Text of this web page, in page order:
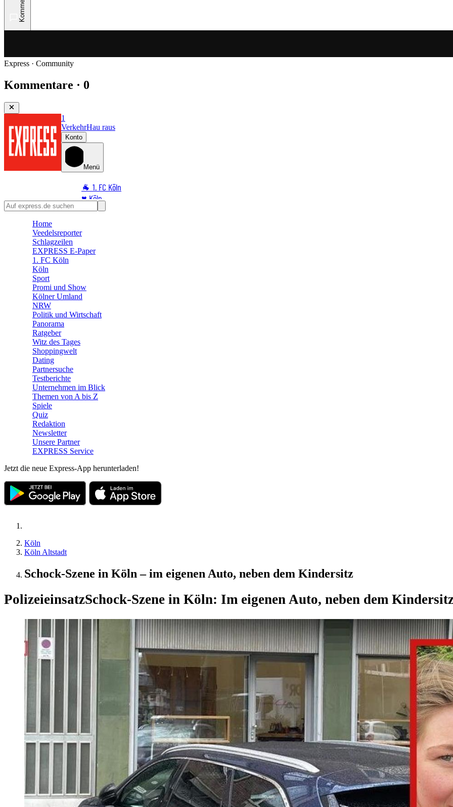
Express · Community
Kommentare · 0
1
VerkehrHau raus
Konto
Menü
🐐 1. FC Köln
♥️ Köln
⭐ Promi
🛒 Shoppingwelt
🧩 Spiele
Home
Veedelsreporter
Schlagzeilen
EXPRESS E-Paper
1. FC Köln
Köln
Sport
Promi und Show
Kölner Umland
NRW
Politik und Wirtschaft
Panorama
Ratgeber
Witz des Tages
Shoppingwelt
Dating
Partnersuche
Testberichte
Unternehmen im Blick
Themen von A bis Z
Spiele
Quiz
Redaktion
Newsletter
Unsere Partner
EXPRESS Service
Jetzt die neue Express-App herunterladen!
Köln
Köln Altstadt
Schock-Szene in Köln – im eigenen Auto, neben dem Kindersitz
PolizeieinsatzSchock-Szene in Köln: Im eigenen Auto, neben dem